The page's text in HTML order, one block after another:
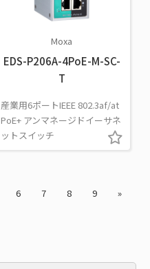
Moxa
EDS-P206A-4PoE-M-SC-
T
産業用6ポートIEEE 802.3af/at
PoE+ アンマネージドイーサネ
ットスイッチ
6 7 8 9 »